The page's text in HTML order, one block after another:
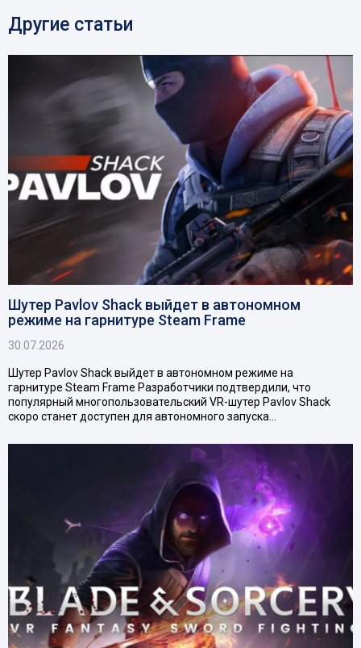
Другие статьи
Шутер Pavlov Shack выйдет в автономном
режиме на гарнитуре Steam Frame
30.07.2026
Шутер Pavlov Shack выйдет в автономном режиме на
гарнитуре Steam Frame Разработчики подтвердили, что
популярный многопользовательский VR-шутер Pavlov Shack
скоро станет доступен для автономного запуска…